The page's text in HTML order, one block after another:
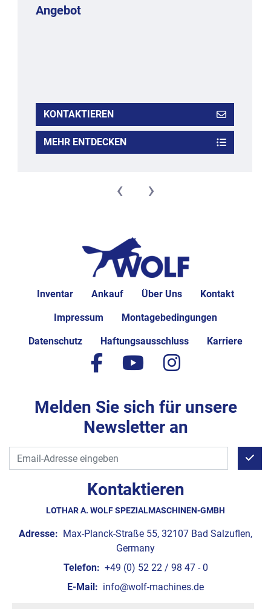
Angebot
KONTAKTIEREN
MEHR ENTDECKEN
‹ ›
Inventar Ankauf Über Uns Kontakt
Impressum Montagebedingungen
Datenschutz Haftungsausschluss Karriere
Kontaktieren
LOTHAR A. WOLF SPEZIALMASCHINEN-GMBH
Adresse: Max-Planck-Straße 55, 32107 Bad Salzuflen,
Germany
Telefon: +49 (0) 52 22 / 98 47 - 0
E-Mail: info@wolf-machines.de
facebook
youtubeinstagram
Melden Sie sich für unsere
Newsletter an